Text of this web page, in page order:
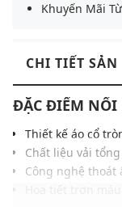
Khuyến Mãi
CHI TIẾT SẢN
ĐẶC ĐIỂM NỔI
Thiết kế áo cổ
Chất liệu vải
Công nghệ thoát